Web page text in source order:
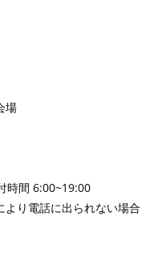
場
間 6:00~19:00
り電話に出られない場合